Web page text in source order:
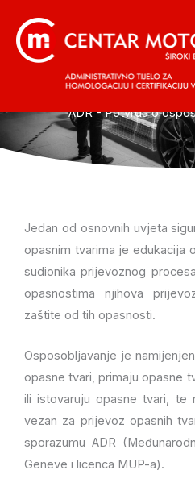
content
ADR - Potvrda o
Jedan od osnovnih uvjeta
opasnim tvarima je edukacija
sudionika prijevoznog
opasnostima njihova
zaštite od tih opasnosti.
Osposobljavanje je
opasne tvari, primaju opasne
ili istovaruju opasne tvari, te
vezan za prijevoz opasnih
sporazumu ADR
Geneve i licenca MUP-a).